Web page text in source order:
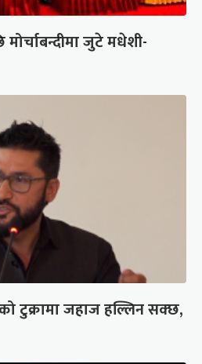
जुटे मधेशी-
टुक्रामा जहाज हल्लिन सक्छ,